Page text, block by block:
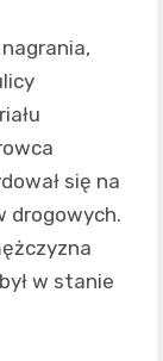
się na
drogowych.
w stanie